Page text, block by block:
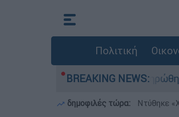
Πολιτική
BREAKING NEWS:
- Ολοκληρώθηκαν 325
δημοφιλές τώρα: Ντύθηκε